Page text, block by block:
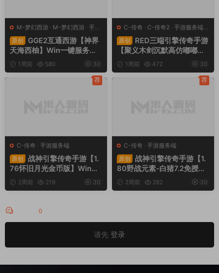
M-梦幻西游 · M-梦幻西游 · 手游
服务端
端游服务端
原创
GGE2互通西游【神界
天海西柚】Win一键服务端
+安卓苹果PC三端+内置GM
工具+全套源码+视频架设教
1周前 580 30
C-传奇 · C-传奇2 · 手游服务端
端游服务端
原创
RED三端引擎传奇手游
【聚义木剑沉默高仿嘟嘟沉
默】Win一键服务端+安卓苹
果PC三端+视频架设教程
1周前 472 30
C-传奇 · 手游服务端
原创
战神引擎传奇手游【1.
76怀旧月光金币版】Win一
键服务端+安卓苹果双端+G
M授权物品后台+视频架设教
2周前 219 30
荐
C-传奇 · 手游服务端
原创
战神引擎传奇手游【1.
80野战元素-白猪7.2免授
权】Win一键服务端+安卓+
GM授权物品后台+视频架设
2周前 282 30
荐
0
请先 登录